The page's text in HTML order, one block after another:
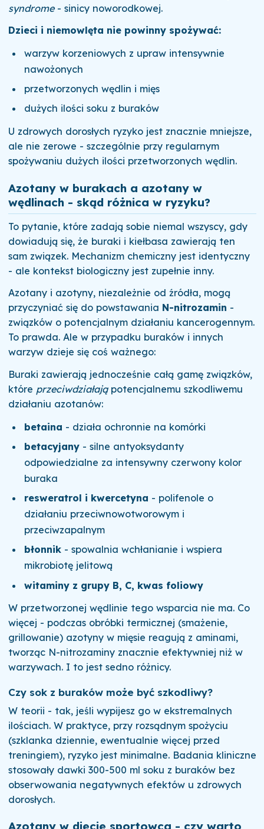
syndrome- sinicy noworodkowej.
Dzieci i niemowlęta nie powinny spożywać:
warzyw korzeniowych z upraw intensywnie
nawożonych
przetworzonych wędlin i mięs
dużych ilości soku z buraków
U zdrowych dorosłych ryzyko jest znacznie mniejsze,
ale nie zerowe - szczególnie przy regularnym
spożywaniu dużych ilości przetworzonych wędlin.
Azotany w burakach a azotany w
wędlinach - skąd różnica w ryzyku?
To pytanie, które zadają sobie niemal wszyscy, gdy
dowiadują się, że buraki i kiełbasa zawierają ten
sam związek. Mechanizm chemiczny jest identyczny
- ale kontekst biologiczny jest zupełnie inny.
Azotany i azotyny, niezależnie od źródła, mogą
przyczyniać się do powstawania N-nitrozamin -
związków o potencjalnym działaniu kancerogennym.
To prawda. Ale w przypadku buraków i innych
warzyw dzieje się coś ważnego:
Buraki zawierają jednocześnie całą gamę związków,
które przeciwdziałająpotencjalnemu szkodliwemu
działaniu azotanów:
betaina - działa ochronnie na komórki
betacyjany - silne antyoksydanty
odpowiedzialne za intensywny czerwony kolor
buraka
resweratrol i kwercetyna - polifenole o
działaniu przeciwnowotworowym i
przeciwzapalnym
błonnik - spowalnia wchłanianie i wspiera
mikrobiotę jelitową
witaminy z grupy B, C, kwas foliowy
W przetworzonej wędlinie tego wsparcia nie ma. Co
więcej - podczas obróbki termicznej (smażenie,
grillowanie) azotyny w mięsie reagują z aminami,
tworząc N-nitrozaminy znacznie efektywniej niż w
warzywach. I to jest sedno różnicy.
Czy sok z buraków może być szkodliwy?
W teorii - tak, jeśli wypijesz go w ekstremalnych
ilościach. W praktyce, przy rozsądnym spożyciu
(szklanka dziennie, ewentualnie więcej przed
treningiem), ryzyko jest minimalne. Badania kliniczne
stosowały dawki 300-500 ml soku z buraków bez
obserwowania negatywnych efektów u zdrowych
dorosłych.